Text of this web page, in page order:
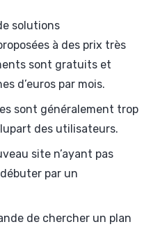
solutions
à des prix très
sont gratuits et
d’euros par mois.
sont généralement trop
des utilisateurs.
site n’ayant pas
par un
de chercher un plan